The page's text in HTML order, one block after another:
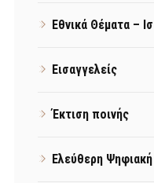
Εθνικά Θέματα –
Εισαγγελείς
Έκτιση ποινής
Ελεύθερη